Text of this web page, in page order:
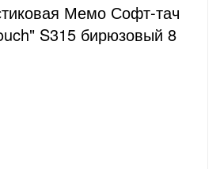
Мемо Софт-тач
S315 бирюзовый 8